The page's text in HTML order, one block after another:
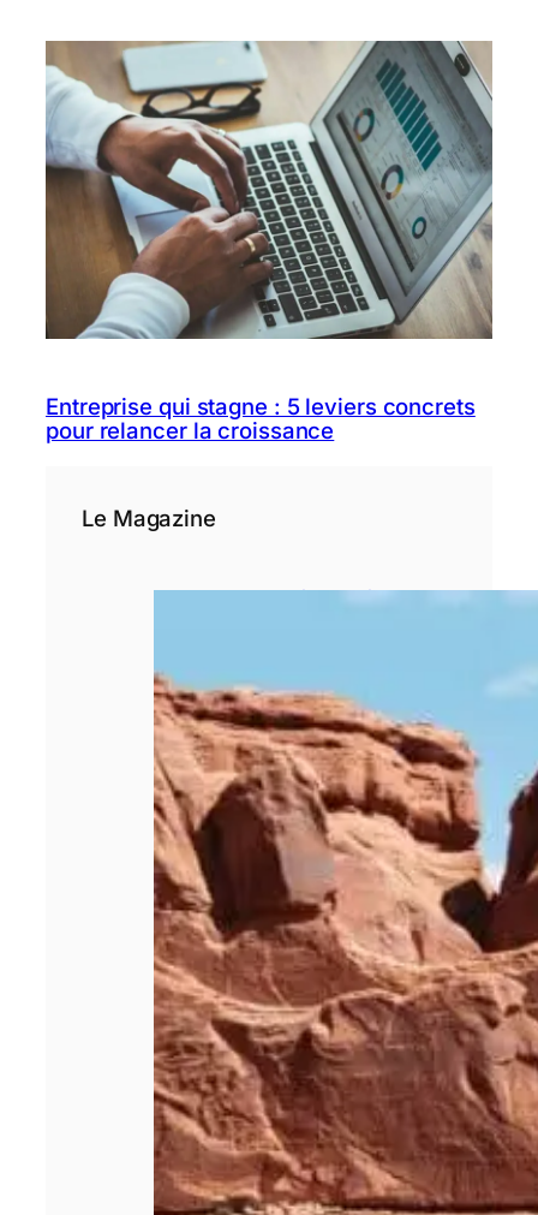
Entreprise qui stagne : 5 leviers concrets
pour relancer la croissance
Le Magazine
Pourquoi le choix
un site de
voyage ?